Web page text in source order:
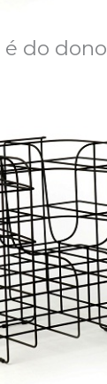
do dono